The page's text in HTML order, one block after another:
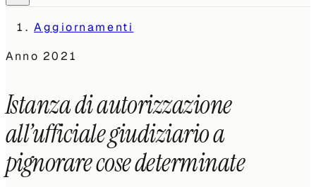
Aggiornamenti
Anno2021
Istanza di autorizzazione
all’ufficiale giudiziario a
pignorare cose determinate